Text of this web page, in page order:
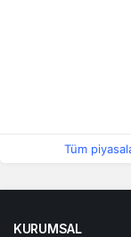
Tüm
KURUMSAL